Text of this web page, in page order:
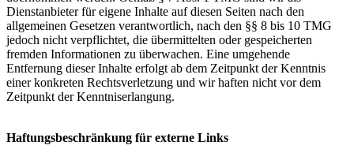
Dienstanbieter für eigene Inhalte auf diesen Seiten nach den
allgemeinen Gesetzen verantwortlich, nach den §§ 8 bis 10 TMG
jedoch nicht verpflichtet, die übermittelten oder gespeicherten
fremden Informationen zu überwachen. Eine umgehende
Entfernung dieser Inhalte erfolgt ab dem Zeitpunkt der Kenntnis
einer konkreten Rechtsverletzung und wir haften nicht vor dem
Zeitpunkt der Kenntniserlangung.
Haftungsbeschränkung für externe Links